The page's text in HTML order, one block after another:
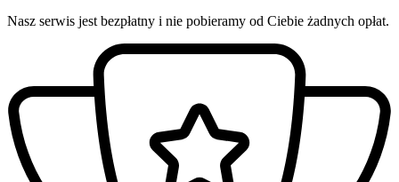
Nasz serwis jest bezpłatny i nie pobieramy od Ciebie żadnych opłat.